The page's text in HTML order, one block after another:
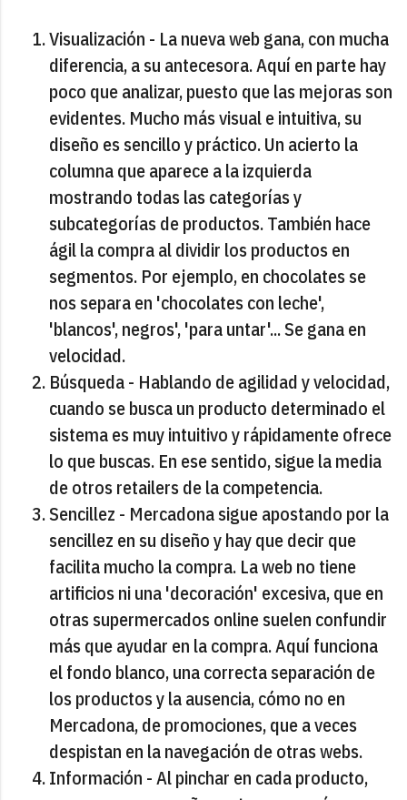
Visualización - La nueva web gana, con mucha
diferencia, a su antecesora. Aquí en parte hay
poco que analizar, puesto que las mejoras son
evidentes. Mucho más visual e intuitiva, su
diseño es sencillo y práctico. Un acierto la
columna que aparece a la izquierda
mostrando todas las categorías y
subcategorías de productos. También hace
ágil la compra al dividir los productos en
segmentos. Por ejemplo, en chocolates se
nos separa en 'chocolates con leche',
'blancos', negros', 'para untar'... Se gana en
velocidad.
Búsqueda - Hablando de agilidad y velocidad,
cuando se busca un producto determinado el
sistema es muy intuitivo y rápidamente ofrece
lo que buscas. En ese sentido, sigue la media
de otros retailers de la competencia.
Sencillez - Mercadona sigue apostando por la
sencillez en su diseño y hay que decir que
facilita mucho la compra. La web no tiene
artificios ni una 'decoración' excesiva, que en
otras supermercados online suelen confundir
más que ayudar en la compra. Aquí funciona
el fondo blanco, una correcta separación de
los productos y la ausencia, cómo no en
Mercadona, de promociones, que a veces
despistan en la navegación de otras webs.
Información - Al pinchar en cada producto,